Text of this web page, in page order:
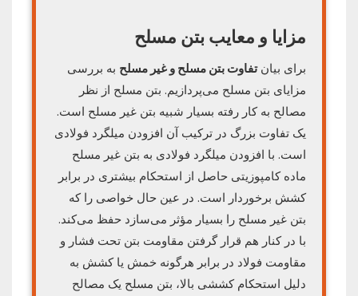
مزایا و معایب بتن مسلح
برای بیانتفاوت بتن مسلح و غیر مسلح به بررسی
مزایای بتن مسلح می‌پردازیم. بتن مسلح از نظر
مصالح به کار رفته بسیار شبیه بتن غیر مسلح است.
یک تفاوت بزرگ در ترکیب آن افزودن میلگرد فولادی
است. با افزودن میلگرد فولادی به بتن غیر مسلح
ماده کامپوزیتی حاصل از استحکام بیشتری در برابر
کشش برخوردار است. در عین حال خواصی را که
بتن غیر مسلح را بسیار مؤثر می‌سازد حفظ می‌کند.
با در کنار هم قرار گرفتن مقاومت بتن تحت فشار و
مقاومت فولاد در برابر هرگونه خمش یا کشش به
دلیل استحکام کششی بالا، بتن مسلح یک مصالح